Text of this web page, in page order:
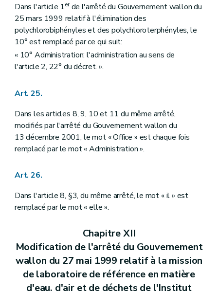
Dans l'article 1erde l'arrêté du Gouvernement wallon du
25 mars 1999 relatif à l'élimination des
polychlorobiphényles et des polychloroterphényles, le
10° est remplacé par ce qui suit:
« 10° Administration: l'administration au sens de
l'article 2, 22° du décret. ».
Art. 25.
Dans les articles 8, 9, 10 et 11 du même arrêté,
modifiés par l'arrêté du Gouvernement wallon du
13 décembre 2001, le mot « Office » est chaque fois
remplacé par le mot « Administration ».
Art. 26.
Dans l'article 8, §3, du même arrêté, le mot « il » est
remplacé par le mot « elle ».
Chapitre XII
Modification de l'arrêté du Gouvernement
wallon du 27 mai 1999 relatif à la mission
de laboratoire de référence en matière
d'eau, d'air et de déchets de l'Institut